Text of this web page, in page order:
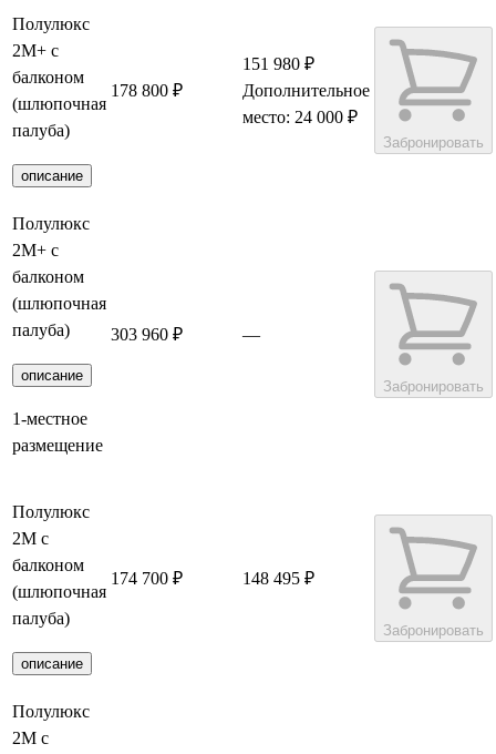
Полулюкс
2М+ с
балконом
(шлюпочная
палуба)
описание
178 800 ₽
151 980 ₽
Дополнительное
место: 24 000 ₽
Забронировать
Полулюкс
2М+ с
балконом
(шлюпочная
палуба)
описание
1-местное
размещение
303 960 ₽ —
Забронировать
Полулюкс
2М с
балконом
(шлюпочная
палуба)
описание
174 700 ₽ 148 495 ₽
Забронировать
Полулюкс
2М с